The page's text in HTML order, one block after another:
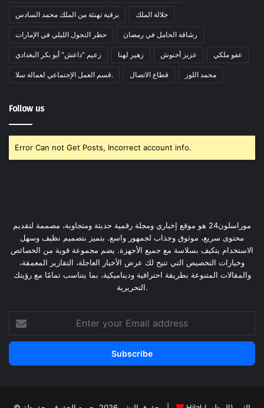
برقية تهنئة من الملك محمد السادس جلالة الملك
حظر التجول الليلي في الإمارات رشاقة الحامل في رمضان
زعيم "داعش" أبو بكر البغدادي زهير لهنا عزيز أخنوش عفو ملكي
قسم العمل الإجتماعي لعمالة سلا. قطاع الاتصال محمد اللوز
Follow us
Error Can not Get Posts, Incorrect account info.
موراسلون24 هو موقع إخباري ومجلة رقمية حديثة ومتجاوبة، مصممة لتقديم
محتوى سريع، موثوق وجذاب لجمهور واسع. يتميز بتصميم نظيف وسهل
الاستخدام يتكيف بسلاسة مع جميع الأجهزة. يضم مجموعة قوية من الخصائص
وخيارات التخصيص التي تتيح لك عرض الأخبار العاجلة، التقارير المعمقة،
والمقالات المتنوعة بطريقة احترافية وديناميكية، بما يتناسب تمامًا مع رؤيتك
التحريرية.
your
Email